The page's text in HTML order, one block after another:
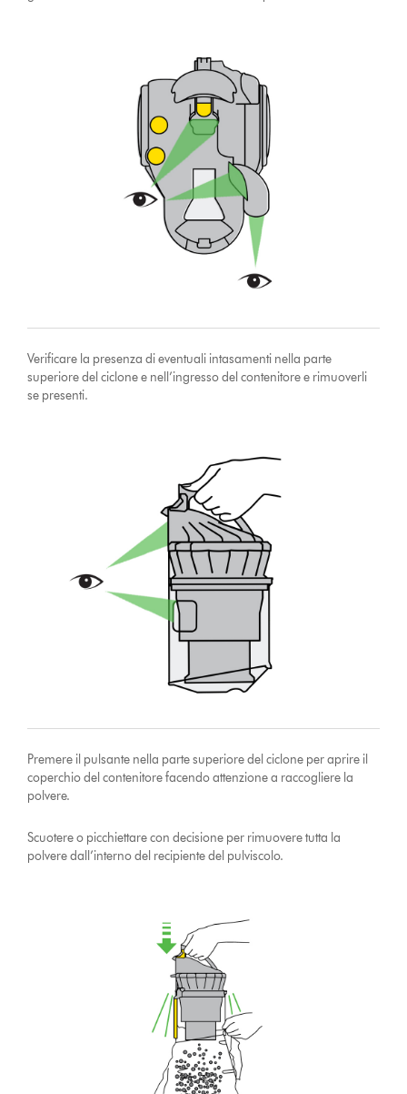
Verificare la presenza di eventuali intasamenti nella parte
superiore del ciclone e nell’ingresso del contenitore e rimuoverli
se presenti.
Premere il pulsante nella parte superiore del ciclone per aprire il
coperchio del contenitore facendo attenzione a raccogliere la
polvere.
Scuotere o picchiettare con decisione per rimuovere tutta la
polvere dall’interno del recipiente del pulviscolo.